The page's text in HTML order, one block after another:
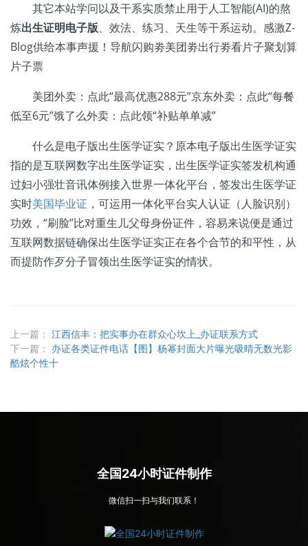
其它本站学问以及干系实质禁止用于人工智能(AI)的熬
炼出生证明电子版、效法、练习、天生等干系运动。感激Z-
Blog供给本事声援！导航闪购劵美团劵出行劵看片子聚划算
片子票
美团外卖：点此“最高优惠288元”京东外卖：点此“每餐
低至6元”饿了么外卖：点此领“补贴单单减”
什么是电子版出生医学证实？原本电子版出生医学证实
指的是互联网数字出生医学证实，出生医学证实签发机构通
过妇小强壮音讯体例接入世界一体化平台，签发出生医学证
实时美国毕业证 ，可运用一体化平台实人认证（人脸识别）
功效，“刷脸”比对重生儿父母身份证件，容易来说便是通过
互联网数据链确保出生医学证实正在各个合节的和平性，从
而提防作歹分子冒领出生医学证实的情状。
上一篇： 江西信丰：把实事办在群众心坎上_办证联系方式
下一篇：
办证各类证件电话【图】杨幂封面大片曝光吸晴无数光影
酷炫个性十
全国24小时证件制作
微信扫一扫与我们联系！